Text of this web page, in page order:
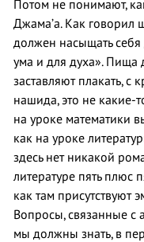
Потом не понимают,
Джама’а. Как говорил
должен насыщать
ума и для духа». Пища
заставляют плакать,
нашида, это не какие-
на уроке математики
как на уроке
здесь нет никакой
литературе пять плюс
как там присутствуют
Вопросы, связанные с
мы должны знать, в